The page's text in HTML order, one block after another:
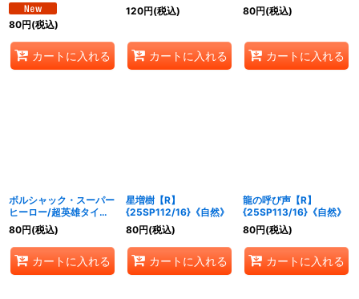
80円(税込)
カートに入れる
120円(税込)
カートに入れる
80円(税込)
カートに入れる
ボルシャック・スーパー
ヒーロー/超英雄タイム
【R】{25SP110/16}
《火》
80円(税込)
カートに入れる
星増樹【R】
{25SP112/16}《自然》
80円(税込)
カートに入れる
龍の呼び声【R】
{25SP113/16}《自然》
80円(税込)
カートに入れる